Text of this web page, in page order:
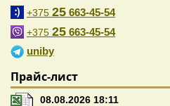
+375 25 663-45-54
+375 25 663-45-54
uniby
Прайс-лист
08.08.2026 18:11